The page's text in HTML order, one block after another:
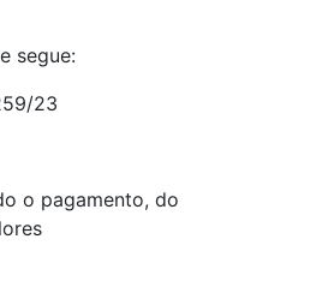
segue:
23
o pagamento, do